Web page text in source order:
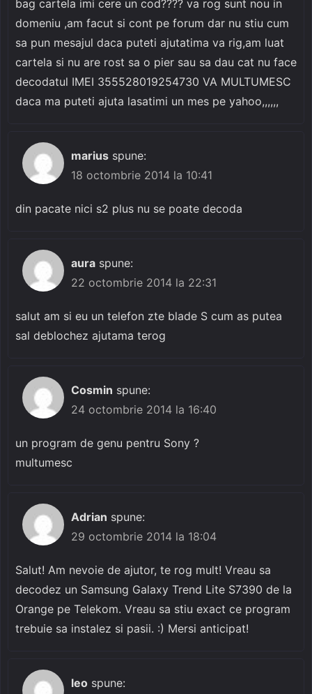
bag cartela imi cere un cod???? va rog sunt nou in
domeniu ,am facut si cont pe forum dar nu stiu cum
sa pun mesajul daca puteti ajutatima va rig,am luat
cartela si nu are rost sa o pier sau sa dau cat nu face
decodatul IMEI 355528019254730 VA MULTUMESC
daca ma puteti ajuta lasatimi un mes pe yahoo,,,,,,
marius spune:
18 octombrie 2014 la 10:41
din pacate nici s2 plus nu se poate decoda
aura spune:
22 octombrie 2014 la 22:31
salut am si eu un telefon zte blade S cum as putea
sal deblochez ajutama terog
Cosmin spune:
24 octombrie 2014 la 16:40
un program de genu pentru Sony ?
multumesc
Adrian spune:
29 octombrie 2014 la 18:04
Salut! Am nevoie de ajutor, te rog mult! Vreau sa
decodez un Samsung Galaxy Trend Lite S7390 de la
Orange pe Telekom. Vreau sa stiu exact ce program
trebuie sa instalez si pasii. :) Mersi anticipat!
leo spune: